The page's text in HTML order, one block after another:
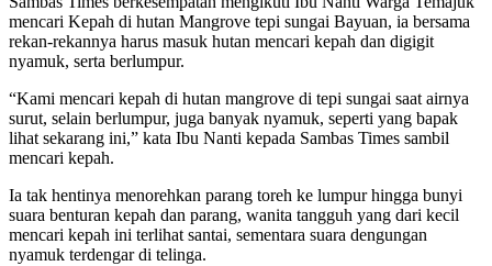
mencari Kepah di hutan Mangrove tepi sungai Bayuan, ia bersama
rekan-rekannya harus masuk hutan mencari kepah dan digigit
nyamuk, serta berlumpur.
“Kami mencari kepah di hutan mangrove di tepi sungai saat airnya
surut, selain berlumpur, juga banyak nyamuk, seperti yang bapak
lihat sekarang ini,” kata Ibu Nanti kepada Sambas Times sambil
mencari kepah.
Ia tak hentinya menorehkan parang toreh ke lumpur hingga bunyi
suara benturan kepah dan parang, wanita tangguh yang dari kecil
mencari kepah ini terlihat santai, sementara suara dengungan
nyamuk terdengar di telinga.